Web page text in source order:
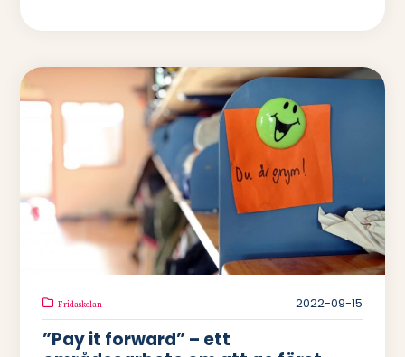
Fridaskolan 2022-09-15
”Pay it forward” – ett